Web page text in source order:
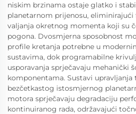
niskim brzinama ostaje glatko i
planetarnom prijenosu, eliminirajući
valjanja okretnog momenta koji su
pogona. Dvosmjerna sposobnost
profile kretanja potrebne u
sustavima, dok programabilne
usporavanja sprječavaju mehanički
komponentama. Sustavi
bezčetkastog istosmjernog
motora sprječavaju degradaciju
kontinuiranog rada, održavajući